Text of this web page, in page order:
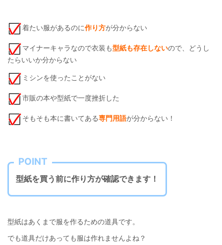
着たい服があるのに作り方が分からない
マイナーキャラなので衣装も型紙も存在しないので、どうし
たらいいか分からない
ミシンを使ったことがない
市販の本や型紙で一度挫折した
そもそも本に書いてある専門用語が分からない！
POINT
型紙を買う前に作り方が確認できます！
型紙はあくまで服を作るための道具です。
でも道具だけあっても服は作れませんよね？